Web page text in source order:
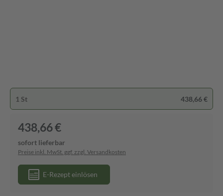
1 St 438,66 €
438,66 €
sofort lieferbar
Preise inkl. MwSt. ggf. zzgl. Versandkosten
E-Rezept einlösen